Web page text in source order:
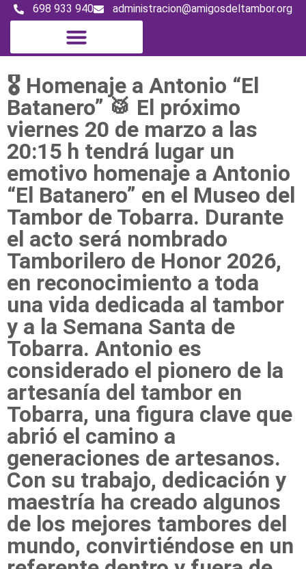
698 933 940 administracion@amigosdeltambor.org
🎖️ Homenaje a Antonio “El
Batanero” 🥁 El próximo
viernes 20 de marzo a las
20:15 h tendrá lugar un
emotivo homenaje a Antonio
“El Batanero” en el Museo del
Tambor de Tobarra. Durante
el acto será nombrado
Tamborilero de Honor 2026,
en reconocimiento a toda
una vida dedicada al tambor
y a la Semana Santa de
Tobarra. Antonio es
considerado el pionero de la
artesanía del tambor en
Tobarra, una figura clave que
abrió el camino a
generaciones de artesanos.
Con su trabajo, dedicación y
maestría ha creado algunos
de los mejores tambores del
mundo, convirtiéndose en un